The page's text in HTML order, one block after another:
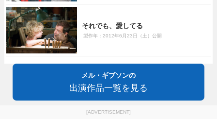
それでも、愛してる
製作年：2012年6月23日（土）公開
メル・ギブソンの
出演作品一覧を見る
[ADVERTISEMENT]